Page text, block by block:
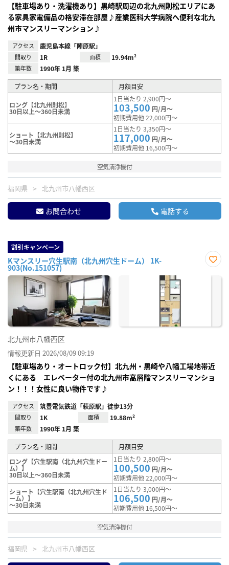
【駐車場あり・洗濯機あり】黒崎駅周辺の北九州則松エリアにあ
る家具家電備品の格安滞在部屋♪産業医科大学病院へ便利な北九
州市マンスリーマンション♪
アクセス 鹿児島本線「陣原駅」
間取り 1R 面積 19.94m²
築年数 1990年 1月 築
プラン名・期間 月額目安
ロング【北九州則松】
30日以上～360日未満
1日当たり 2,900円～
103,500 円/月～
初期費用他 22,000円～
ショート【北九州則松】
～30日未満
1日当たり 3,350円～
117,000 円/月～
初期費用他 16,500円～
空気清浄機付
福岡県 北九州市八幡西区
お問合わせ 電話する
割引キャンペーン
Kマンスリー穴生駅南（北九州穴生ドーム） 1K-
903(No.151057)
に入
北九州市八幡西区
情報更新日 2026/08/09 09:19
【駐車場あり・オートロック付】北九州・黒崎や八幡工場地帯近
くにある エレベーター付の北九州市高層階マンスリーマンショ
ン！！！女性に良い物件です♪
アクセス 筑豊電気鉄道「萩原駅」徒歩13分
間取り 1K 面積 19.88m²
築年数 1990年 1月 築
プラン名・期間
月額目安
ロング【穴生駅南（北九州穴生ドー
ム）】
30日以上～360日未満
1日当たり 2,800円～
100,500 円/月～
初期費用他 22,000円～
ショート【穴生駅南（北九州穴生ド
ーム）】
～30日未満
1日当たり 3,000円～
106,500 円/月～
初期費用他 16,500円～
空気清浄機付
福岡県 北九州市八幡西区